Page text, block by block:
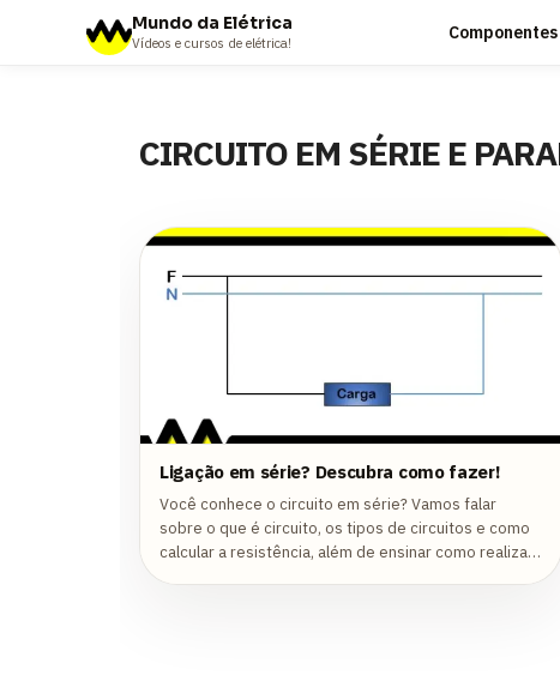
Mundo da Elétrica
Vídeos e cursos de elétrica!
CIRCUITO EM SÉRIE E
Ligação em série? Descubra como fazer!
Você conhece o circuito em série? Vamos falar
sobre o que é circuito, os tipos de circuitos e como
calcular a resistência, além de ensinar como realizar